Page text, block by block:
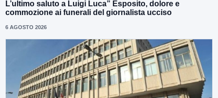
L’ultimo saluto a Luigi Luca” Esposito, dolore e
commozione ai funerali del giornalista ucciso
6 AGOSTO 2026